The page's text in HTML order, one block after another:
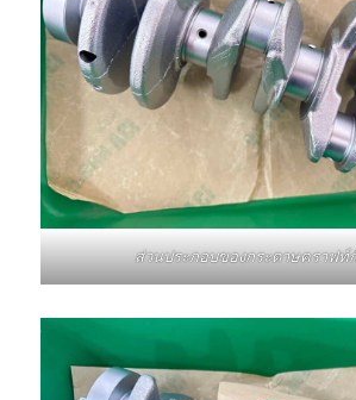
ส่วนประกอบของกระดาษคราฟ